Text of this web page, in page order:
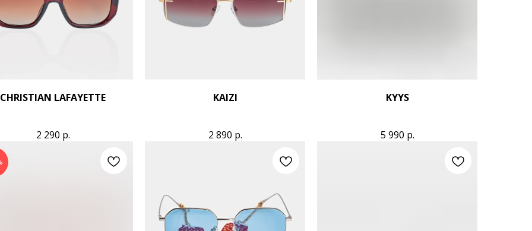
CHRISTIAN LAFAYETTE
2 290 р.
KAIZI
2 890 р.
KYYS
5 990 р.